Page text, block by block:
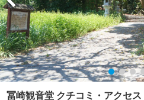
冨崎観音堂 クチコミ・アクセス